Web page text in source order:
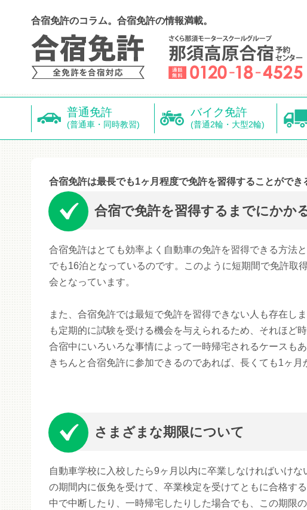
合宿免許のコラム。合宿免許の情報満載。
普通免許
(普通車・同時教習)
バイク免許
(普通2輪・大型2輪)
合宿免許は最長でも1ヶ月程度で免許を習得することができ
合宿で免許を習得するまでにかか
合宿免許はとても効率よく自動車の免許を習得できる方法
でも16泊となっているのです。このように短期間で免許取
会となっています。
また、合宿免許では最短で免許を習得できない人も存在し
も定期的に試験を受ける機会を与えられるため、それほど
合宿中にいろいろな事情によって一時帰宅されるケースも
きちんと合宿免許に参加できるのであれば、長くても1ヶ月
さまざまな期限について
自動車学校に入校したら9ヶ月以内に卒業しなければいけ
の期間内に仮免を受けて、卒業検定を受けてともに合格す
中で中断したり、一時帰宅したりした場合でも、この期限